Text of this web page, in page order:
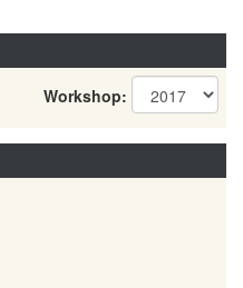
Workshop: